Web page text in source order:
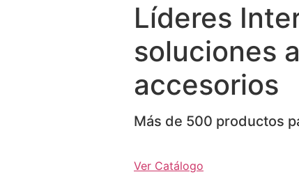
Líderes
soluciones
accesorios
Más de 500 productos
Ver Catálogo